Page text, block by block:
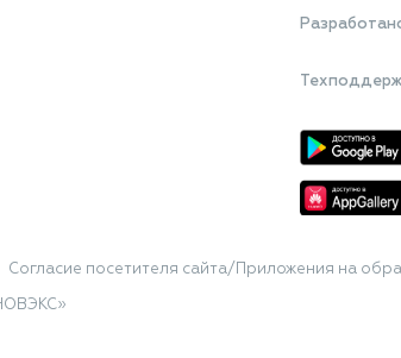
Согласие посетителя сайта/Приложения на